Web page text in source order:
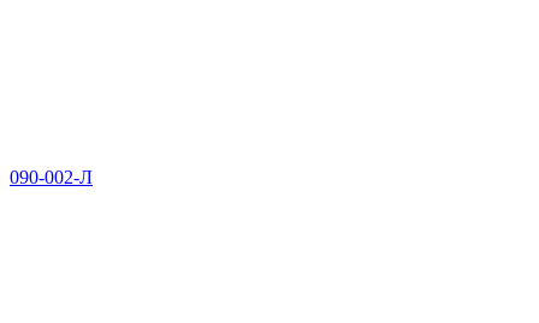
090-002-Л